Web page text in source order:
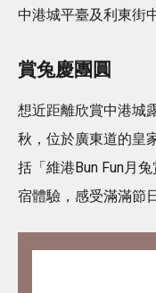
中港城平臺及利東街
賞兔慶團圓
想近距離欣賞中港城
秋，位於廣東道的皇
括「維港Bun Fun月
宿體驗，感受滿滿節